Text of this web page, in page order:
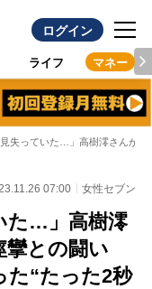
ログイン
ライフ マネー
見失っていた…」高樹澪さんが
07:00 女性セブン
た…」高樹澪
攣との闘い
た“たった2秒